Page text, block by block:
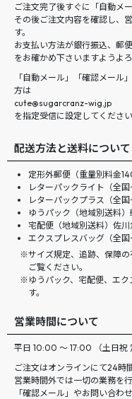
ご注文完了後すぐに「自動メ
その後ご注文内容を確認し、
す。
お支払い方法が銀行振込、郵
をお確かめ下さいますようよ
「自動メール」「確認メール
方は
cute@sugarcranz-wig.jp
を指定受信に設定してください
配送方法と送料について
定形外郵便（重量別料金
レターパックライト（全
レターパックプラス（全
ゆうパック（地域別送料）
宅配便（地域別送料）佐川
エクスプレスバッグ（全
サイズ規定、追跡、保障
ご覧ください。
ゆうパック、宅配便、エ
す。
営業時間について
平日 10:00 ～ 17:00 （土日祝
ご注文はオンラインにて24時
営業時間外では一切の業務を
「確認メール」やお問い合わ